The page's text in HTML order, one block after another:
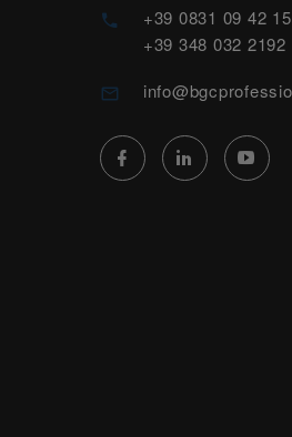
+39 0831 09 42 15
+39 348 032 2192